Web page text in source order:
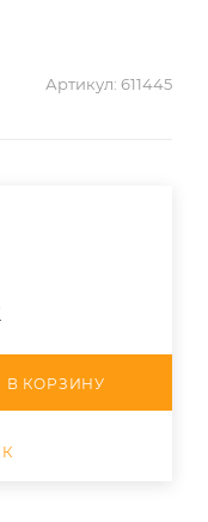
Артикул: 611445
В КОРЗИНУ